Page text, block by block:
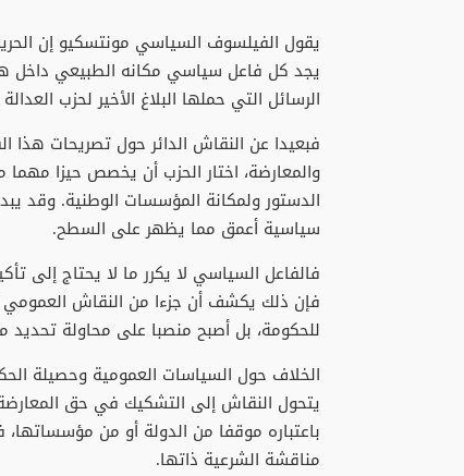
يقول الفيلسوف السياسي مونتسكيو إن
يجد كل فاعل سياسي مكانه الطبيعي داخل
الرسائل التي حملها البلاغ الأخير لحزب
فبعيدا عن النقاش الدائر حول تصريحات هذا
والمعارضة، اختار الحزب أن يخصص حيزا مهما
الدستور ولمكانة المؤسسات الوطنية. وقد
سياسية أعمق مما يظهر على السطح.
فالفاعل السياسي لا يكرر ما لا يحتاج
فإن ذلك يكشف أن جزءا من النقاش العمومي
للحكومة، بل أصبح منصبا على محاولة
الخلاف حول السياسات العمومية وحصيلة
يتحول النقاش إلى التشكيك في حق
باعتباره موقفا من الدولة أو من
مناقشة الشرعية ذاتها.